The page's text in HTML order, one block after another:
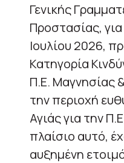
Γενικής
Προστασίας,
Ιουλίου 2026,
Κατηγορία
Π.Ε. Μαγνησίας
την περιοχή
Αγιάς για την
πλαίσιο αυτό,
αυξημένη